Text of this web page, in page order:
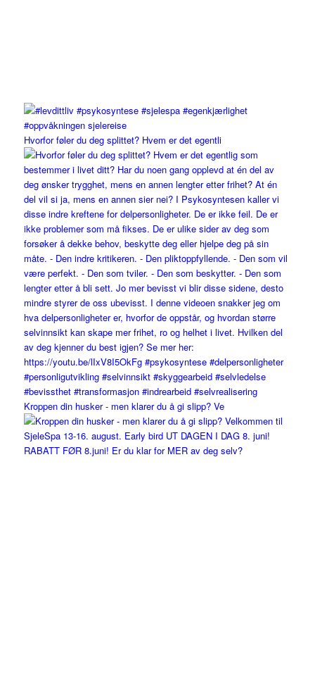
Hvorfor føler du deg splittet? Hvem er det egentli
Kroppen din husker - men klarer du å gi slipp? Ve
RABATT FØR 8.juni! Er du klar for MER av deg selv?